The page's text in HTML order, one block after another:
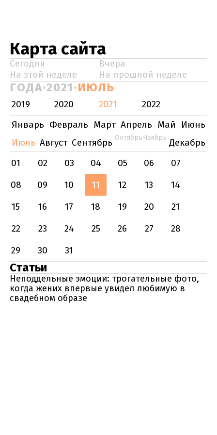
Карта сайта
Сегодня
Вчера
На этой неделе
На прошлой неделе
ГОДА 2021 ИЮЛЬ
2019 2020 2021
2022
Январь Февраль Март Апрель Май
Июнь
Июль Август Сентябрь Октябрь Ноябрь Декабрь
01
02 03 04 05 06
07
08
09 10 11 12 13
14
15
16 17 18 19 20
21
22
23 24 25 26 27
28
29
30 31
Статьи
Неподдельные эмоции: трогательные фото,
когда жених впервые увидел любимую в
свадебном образе